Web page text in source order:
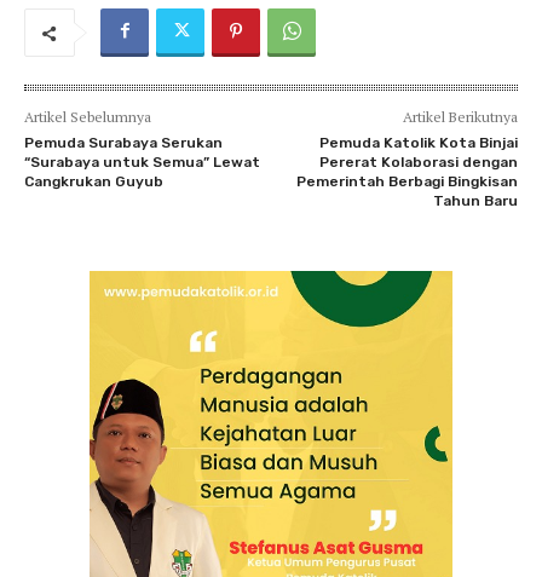
Artikel Sebelumnya
Pemuda Surabaya Serukan
“Surabaya untuk Semua” Lewat
Cangkrukan Guyub
Artikel Berikutnya
Pemuda Katolik Kota Binjai
Pererat Kolaborasi dengan
Pemerintah Berbagi Bingkisan
Tahun Baru